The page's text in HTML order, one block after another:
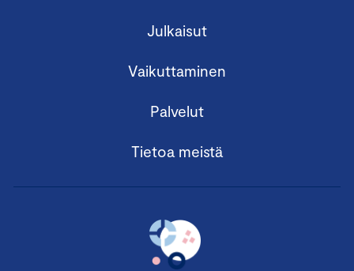
Julkaisut
Vaikuttaminen
Palvelut
Tietoa meistä